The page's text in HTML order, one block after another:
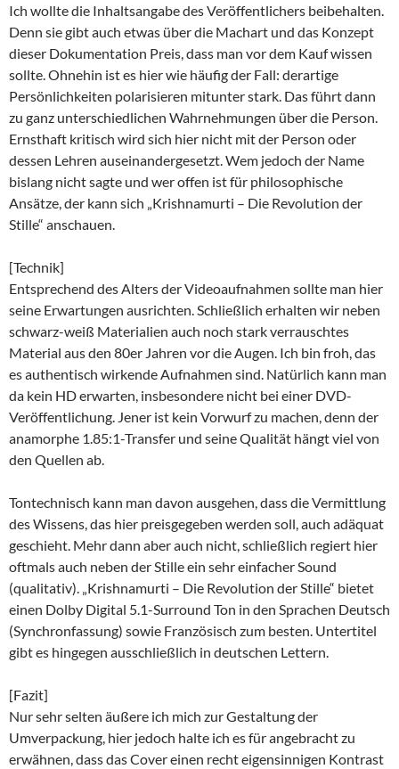
Ich wollte die Inhaltsangabe des Veröffentlichers beibehalten.
Denn sie gibt auch etwas über die Machart und das Konzept
dieser Dokumentation Preis, dass man vor dem Kauf wissen
sollte. Ohnehin ist es hier wie häufig der Fall: derartige
Persönlichkeiten polarisieren mitunter stark. Das führt dann
zu ganz unterschiedlichen Wahrnehmungen über die Person.
Ernsthaft kritisch wird sich hier nicht mit der Person oder
dessen Lehren auseinandergesetzt. Wem jedoch der Name
bislang nicht sagte und wer offen ist für philosophische
Ansätze, der kann sich „Krishnamurti – Die Revolution der
Stille“ anschauen.
[Technik]
Entsprechend des Alters der Videoaufnahmen sollte man hier
seine Erwartungen ausrichten. Schließlich erhalten wir neben
schwarz-weiß Materialien auch noch stark verrauschtes
Material aus den 80er Jahren vor die Augen. Ich bin froh, das
es authentisch wirkende Aufnahmen sind. Natürlich kann man
da kein HD erwarten, insbesondere nicht bei einer DVD-
Veröffentlichung. Jener ist kein Vorwurf zu machen, denn der
anamorphe 1.85:1-Transfer und seine Qualität hängt viel von
den Quellen ab.
Tontechnisch kann man davon ausgehen, dass die Vermittlung
des Wissens, das hier preisgegeben werden soll, auch adäquat
geschieht. Mehr dann aber auch nicht, schließlich regiert hier
oftmals auch neben der Stille ein sehr einfacher Sound
(qualitativ). „Krishnamurti – Die Revolution der Stille“ bietet
einen Dolby Digital 5.1-Surround Ton in den Sprachen Deutsch
(Synchronfassung) sowie Französisch zum besten. Untertitel
gibt es hingegen ausschließlich in deutschen Lettern.
[Fazit]
Nur sehr selten äußere ich mich zur Gestaltung der
Umverpackung, hier jedoch halte ich es für angebracht zu
erwähnen, dass das Cover einen recht eigensinnigen Kontrast